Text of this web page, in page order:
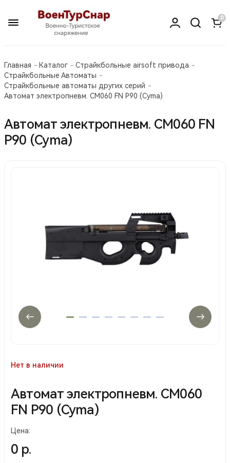
0
Главная Каталог
Страйкбольные airsoft привода
Страйкбольные Автоматы
Страйкбольные автоматы других серий
Автомат электропневм. СМ060 FN P90 (Cyma)
Автомат электропневм. СМ060 FN
P90 (Cyma)
Нет в наличии
Автомат электропневм. СМ060
FN P90 (Cyma)
Цена:
0 р.